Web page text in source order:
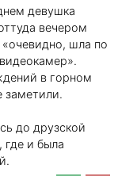
девушка
вечером
шла по
в горном
заметили.
до друзской
где и была